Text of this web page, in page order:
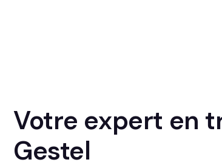
Votre expert en
Gestel